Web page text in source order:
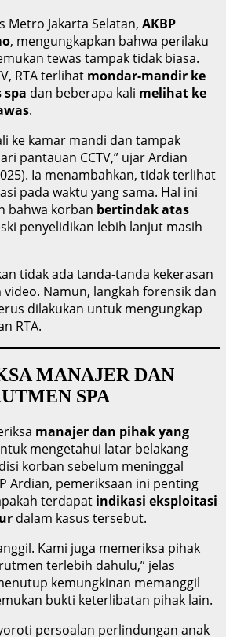
Metro Jakarta Selatan, AKBP
, mengungkapkan bahwa perilaku
tewas tampak tidak biasa.
RTA terlihat mondar-mandir ke
spa dan beberapa kali melihat ke
.
ke kamar mandi dan tampak
pantauan CCTV,” ujar Ardian
Ia menambahkan, tidak terlihat
pada waktu yang sama. Hal ini
bahwa korban bertindak atas
penyelidikan lebih lanjut masih
tidak ada tanda-tanda kekerasan
Namun, langkah forensik dan
dilakukan untuk mengungkap
RTA.
MANAJER DAN
SPA
manajer dan pihak yang
mengetahui latar belakang
korban sebelum meninggal
Ardian, pemeriksaan ini penting
terdapat indikasi eksploitasi
dalam kasus tersebut.
Kami juga memeriksa pihak
terlebih dahulu,” jelas
kemungkinan memanggil
bukti keterlibatan pihak lain.
persoalan perlindungan anak